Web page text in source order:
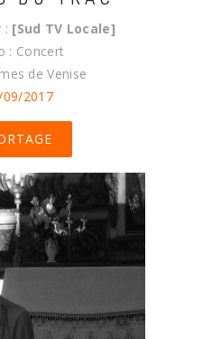
: [Sud TV Locale]
: Concert
de Venise
09/2017